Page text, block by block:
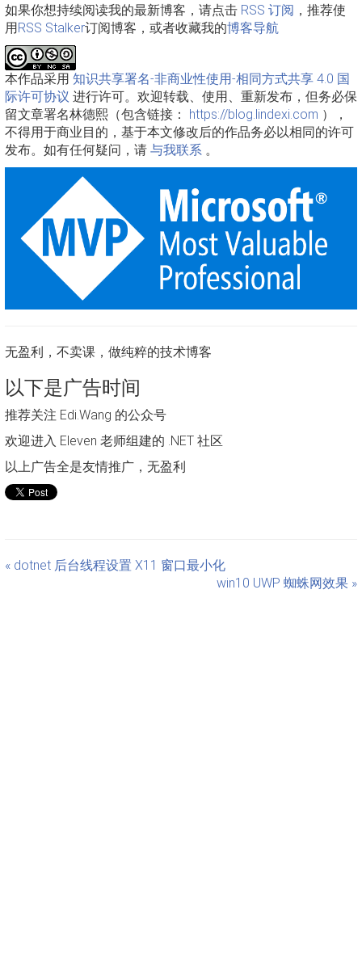
如果你想持续阅读我的最新博客，请点击 RSS 订阅 ，推荐使
用RSS Stalker订阅博客，或者收藏我的博客导航
本作品采用 知识共享署名-非商业性使用-相同方式共享 4.0 国
际许可协议 进行许可。欢迎转载、使用、重新发布，但务必保
留文章署名林德熙（包含链接： https://blog.lindexi.com ），
不得用于商业目的，基于本文修改后的作品务必以相同的许可
发布。如有任何疑问，请 与我联系 。
无盈利，不卖课，做纯粹的技术博客
以下是广告时间
推荐关注 Edi.Wang 的公众号
欢迎进入 Eleven 老师组建的 .NET 社区
以上广告全是友情推广，无盈利
« dotnet 后台线程设置 X11 窗口最小化
win10 UWP 蜘蛛网效果 »